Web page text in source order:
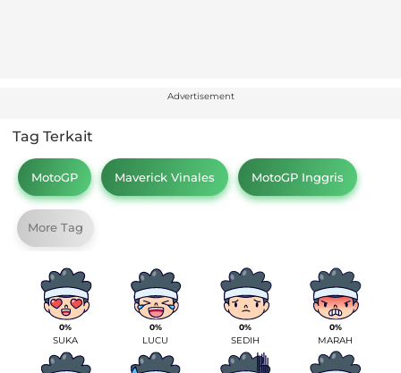
Advertisement
Tag Terkait
MotoGP Maverick Vinales MotoGP Inggris
More Tag
0%
SUKA
0%
LUCU
0%
SEDIH
0%
MARAH